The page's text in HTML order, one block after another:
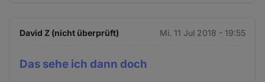
David Z (nicht überprüft) Mi. 11 Jul 2018 - 19:55
Das sehe ich dann doch